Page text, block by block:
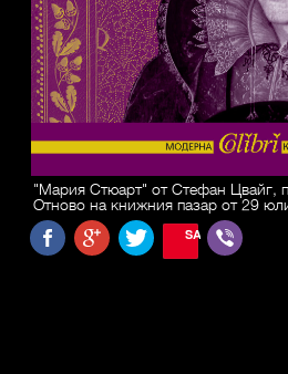
"Мария Стюарт" от Стефан Цвайг,
Отново на книжния пазар от 29
SAVE